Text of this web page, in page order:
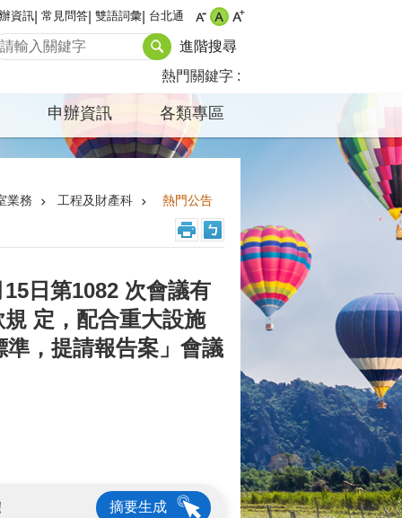
資訊 常見問答 雙語詞彙 台北通
進階搜尋
熱門關鍵字
申辦資訊 各類專區
業務 工程及財產科 熱門公告
日第1082 次會議有
定，配合重大設施
，提請報告案」會議
摘要生成